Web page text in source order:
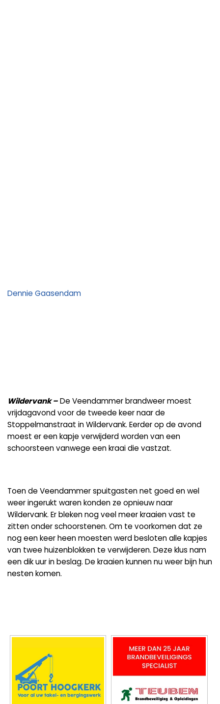
Dennie Gaasendam
Wildervank –De Veendammer brandweer moest
vrijdagavond voor de tweede keer naar de
Stoppelmanstraat in Wildervank. Eerder op de avond
moest er een kapje verwijderd worden van een
schoorsteen vanwege een kraai die vastzat.
Toen de Veendammer spuitgasten net goed en wel
weer ingerukt waren konden ze opnieuw naar
Wildervank. Er bleken nog veel meer kraaien vast te
zitten onder schoorstenen. Om te voorkomen dat ze
nog een keer heen moesten werd besloten alle kapjes
van twee huizenblokken te verwijderen. Deze klus nam
een dik uur in beslag. De kraaien kunnen nu weer bijn hun
nesten komen.